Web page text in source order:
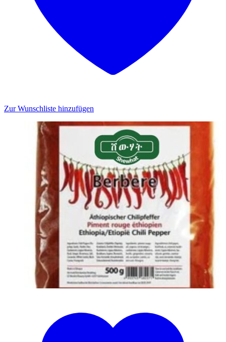
Zur Wunschliste hinzufügen